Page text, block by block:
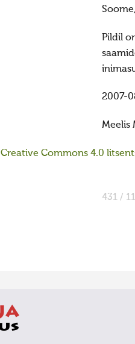
Pildil
2007-
Meelis
Creative Commons 4.0
431 /